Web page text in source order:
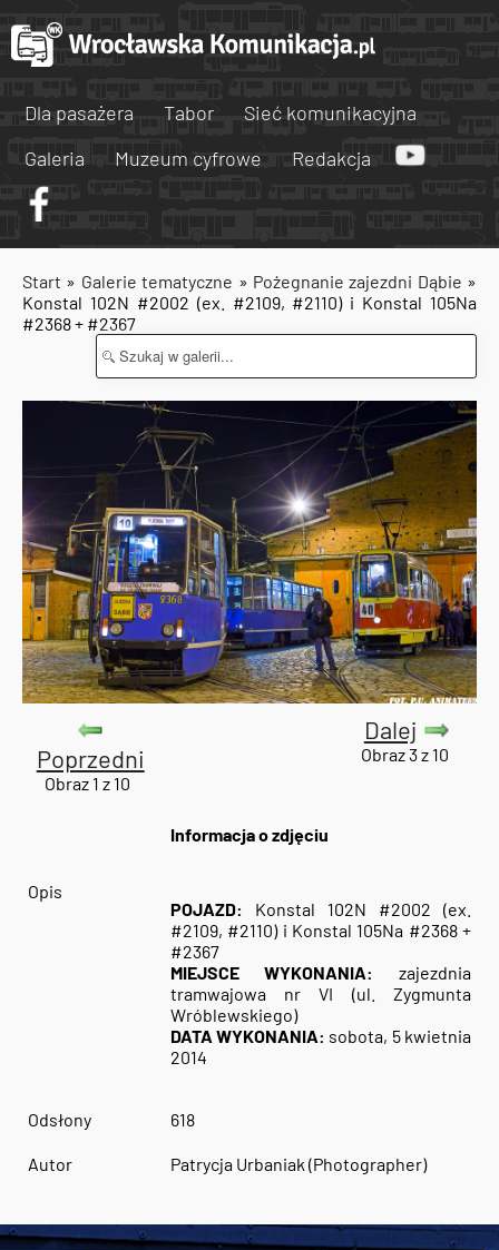
Dla pasażera Tabor
Sieć komunikacyjna
Galeria
Muzeum cyfrowe Redakcja
Start » Galerie tematyczne » Pożegnanie zajezdni Dąbie »
Konstal 102N #2002 (ex. #2109, #2110) i Konstal 105Na
#2368 + #2367
Poprzedni
Obraz 1 z 10
Dalej
Obraz 3 z 10
Informacja o zdjęciu
Opis
POJAZD: Konstal 102N #2002 (ex.
#2109, #2110) i Konstal 105Na #2368 +
#2367
MIEJSCE WYKONANIA:
zajezdnia
tramwajowa nr VI (ul. Zygmunta
Wróblewskiego)
DATA WYKONANIA: sobota, 5 kwietnia
2014
Odsłony 618
Autor Patrycja Urbaniak (Photographer)